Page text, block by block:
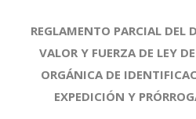
REGLAMENTO PARCIAL DEL
VALOR Y FUERZA DE LEY
ORGÁNICA DE
EXPEDICIÓN Y